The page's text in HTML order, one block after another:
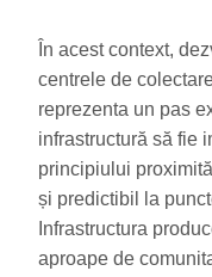
În acest context,
centrele de
reprezenta un pas
infrastructură să fie
principiului
și predictibil la
Infrastructura
aproape de